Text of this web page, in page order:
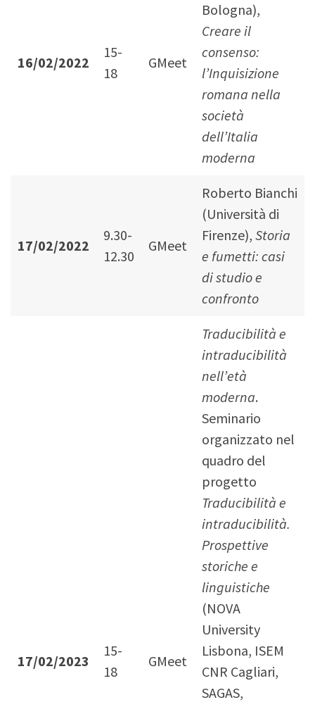
16/02/2022
15-
18
GMeet
Bologna),
Creare il
consenso:
l’Inquisizione
romana nella
società
dell’Italia
moderna
17/02/2022
9.30-
12.30
GMeet
Roberto Bianchi
(Università di
Firenze), Storia
e fumetti: casi
di studio e
confronto
17/02/2023
15-
18
GMeet
Traducibilità e
intraducibilità
nell’età
moderna.
Seminario
organizzato nel
quadro del
progetto
Traducibilità e
intraducibilità.
Prospettive
storiche e
linguistiche
(NOVA
University
Lisbona, ISEM
CNR Cagliari,
SAGAS,